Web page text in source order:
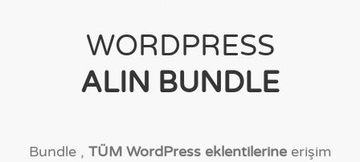
WORDPRESS
ALIN BUNDLE
Bundle , TÜM WordPress eklentilerineerişim